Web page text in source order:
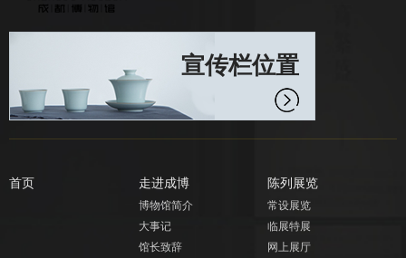
宣传栏位置
首页 走进成博
博物馆简介
大事记
馆长致辞
陈列展览
常设展览
临展特展
网上展厅